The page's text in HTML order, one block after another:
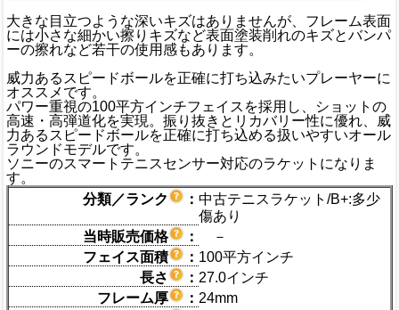
大きな目立つような深いキズはありませんが、フレーム表面
には小さな細かい擦りキズなど表面塗装削れのキズとバンパ
ーの擦れなど若干の使用感もあります。
威力あるスピードボールを正確に打ち込みたいプレーヤーに
オススメです。
パワー重視の100平方インチフェイスを採用し、ショットの
高速・高弾道化を実現。振り抜きとリカバリー性に優れ、威
力あるスピードボールを正確に打ち込める扱いやすいオール
ラウンドモデルです。
ソニーのスマートテニスセンサー対応のラケットになりま
す。
分類／ランク
： 中古テニスラケット/B+:多少
傷あり
当時販売価格
：
－
フェイス面積
： 100平方インチ
長さ
： 27.0インチ
フレーム厚
： 24mm